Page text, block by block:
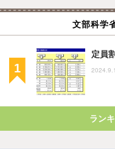
文部科学
定員
ラン